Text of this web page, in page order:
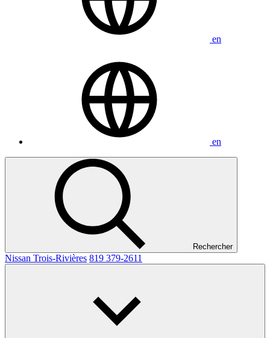
en
en
Rechercher
Nissan Trois-Rivières 819 379-2611